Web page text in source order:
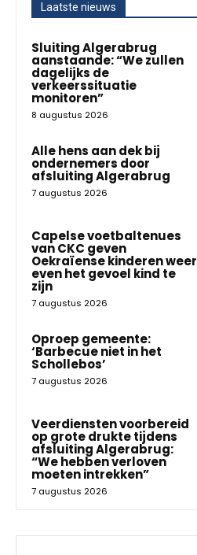
Laatste nieuws
Sluiting Algerabrug
aanstaande: “We zullen
dagelijks de
verkeerssituatie
monitoren”
8 augustus 2026
Alle hens aan dek bij
ondernemers door
afsluiting Algerabrug
7 augustus 2026
Capelse voetbaltenues
van CKC geven
Oekraïense kinderen weer
even het gevoel kind te
zijn
7 augustus 2026
Oproep gemeente:
‘Barbecue niet in het
Schollebos’
7 augustus 2026
Veerdiensten voorbereid
op grote drukte tijdens
afsluiting Algerabrug:
“We hebben verloven
moeten intrekken”
7 augustus 2026